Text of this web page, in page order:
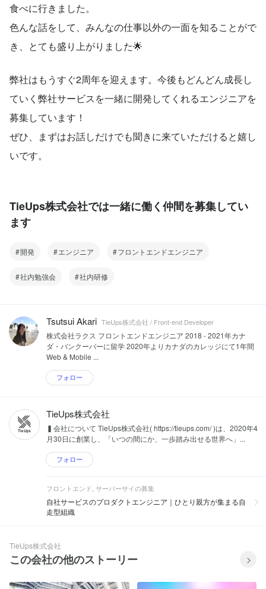
食べに行きました。
色んな話をして、みんなの仕事以外の一面を知ることがで
き、とても盛り上がりました🌟
弊社はもうすぐ2周年を迎えます。今後もどんどん成長し
ていく弊社サービスを一緒に開発してくれるエンジニアを
募集しています！
ぜひ、まずはお話しだけでも聞きに来ていただけると嬉し
いです。
TieUps株式会社では一緒に働く仲間を募集してい
ます
開発 エンジニア フロントエンドエンジニア
社内勉強会 社内研修
Tsutsui Akari TieUps株式会社 / Front-end Developer
株式会社ラクス フロントエンドエンジニア 2018 - 2021年カナ
ダ・バンクーバーに留学 2020年よりカナダのカレッジにて1年間
Web & Mobile ...
フォロー
TieUps株式会社
▍会社について TieUps株式会社( https://tieups.com/ )は、2020年4
月30日に創業し、「いつの間にか、一歩踏み出せる世界へ」...
フォロー
フロントエンド, サーバーサイの募集
自社サービスのプロダクトエンジニア｜ひとり親方が集まる自
走型組織
TieUps株式会社
この会社の他のストーリー